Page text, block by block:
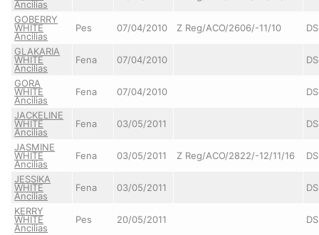
Ancilias
GOBERRY
WHITE
Ancilias
Pes 07/04/2010 Z Reg/ACO/2606/-11/10 DS
GLAKARIA
WHITE
Ancilias
Fena 07/04/2010 DS
GORA
WHITE
Ancilias
Fena 07/04/2010 DS
JACKELINE
WHITE
Ancilias
Fena 03/05/2011 DS
JASMINE
WHITE
Ancilias
Fena 03/05/2011 Z Reg/ACO/2822/-12/11/16 DS
JESSIKA
WHITE
Ancilias
Fena 03/05/2011 DS
KERRY
WHITE
Ancilias
Pes 20/05/2011 DS